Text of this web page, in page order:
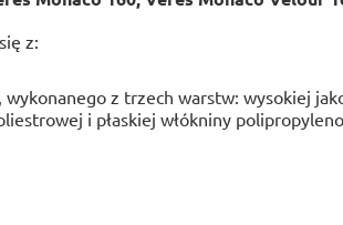
z:
z trzech warstw: wysokiej
i płaskiej włókniny